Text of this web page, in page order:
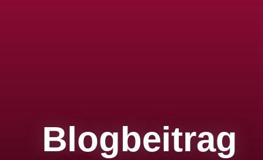
Blogbeitrag